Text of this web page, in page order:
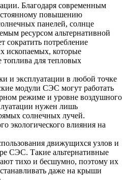
Благодаря современным
повышению
панелей, солнце
ресурсом альтернативной
сократить потребление
ископаемых, которые
топлива для тепловых
и эксплуатации в любой точке
модули СЭС могут работать
режиме и уровне воздушного
нужен лишь
солнечных лучей.
экологического влияния на
движущихся узлов и
СЭС. Такие альтернативные
тихо и бесшумно, поэтому их
даже на крыши